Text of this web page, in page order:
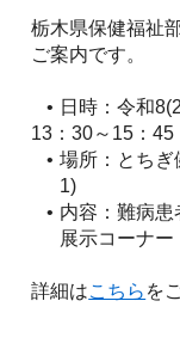
栃木県保健福祉
ご案内です。
日時：令和
13：30～15：45
場所：とちぎ
1)
内容：難病患
展示コーナー
詳細はこちら を